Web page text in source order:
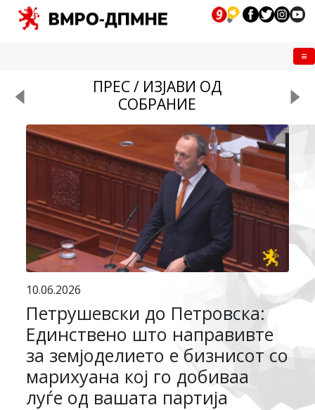
ПРЕС / ИЗЈАВИ ОД
СОБРАНИЕ
10.06.2026
Петрушевски до Петровска:
Единствено што направивте
за земјоделието е бизнисот со
марихуана кој го добиваа
луѓе од вашата партија